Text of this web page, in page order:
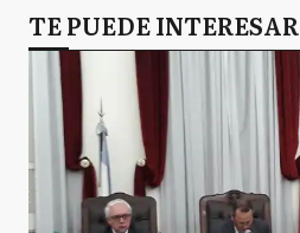
TE PUEDE INTERESAR